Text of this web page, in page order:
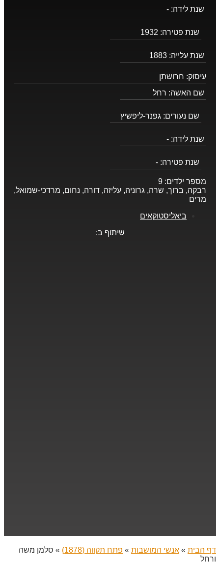
שנת לידה: -
שנת פטירה: 1932
שנת עלייה: 1883
עיסוק: חרושתן
שם האשה: רחל
שם נעורים: גפנר-ליפשיץ
שנת לידה: -
שנת פטירה: -
מספר ילדים: 9
רבקה, ברוך, שרה, גרוניה, עליזה, דורה, נחום, מרדכי-שמואל,
מרים
ביאליסטוקאים
שיתוף ב:
דף הבית » אנשי המושבות » פתח תקווה (1878) » סלמן משה
ורחל